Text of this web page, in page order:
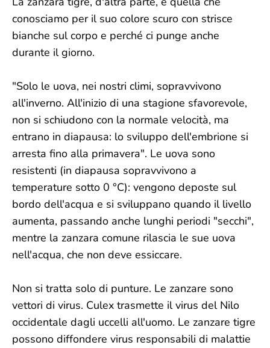
conosciamo per il suo colore scuro con strisce
bianche sul corpo e perché ci punge anche
durante il giorno.
"Solo le uova, nei nostri climi, sopravvivono
all'inverno. All'inizio di una stagione sfavorevole,
non si schiudono con la normale velocità, ma
entrano in diapausa: lo sviluppo dell'embrione si
arresta fino alla primavera". Le uova sono
resistenti (in diapausa sopravvivono a
temperature sotto 0 °C): vengono deposte sul
bordo dell'acqua e si sviluppano quando il livello
aumenta, passando anche lunghi periodi "secchi",
mentre la zanzara comune rilascia le sue uova
nell'acqua, che non deve essiccare.
Non si tratta solo di punture. Le zanzare sono
vettori di virus. Culex trasmette il virus del Nilo
occidentale dagli uccelli all'uomo. Le zanzare tigre
possono diffondere virus responsabili di malattie